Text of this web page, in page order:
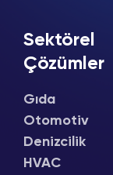
Sektörel
Çözümler
Gıda
Otomotiv
Denizcilik
HVAC